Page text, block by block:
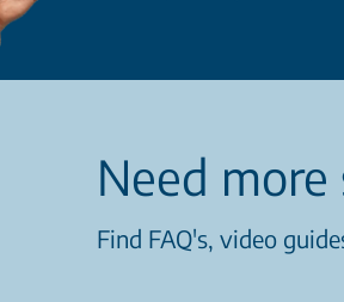
Need
Find FAQ's, video